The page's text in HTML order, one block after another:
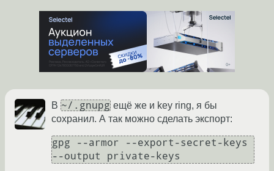
В ~/.gnupg ещё же и key ring, я бы
сохранил. А так можно сделать экспорт:
gpg --armor --export-secret-keys